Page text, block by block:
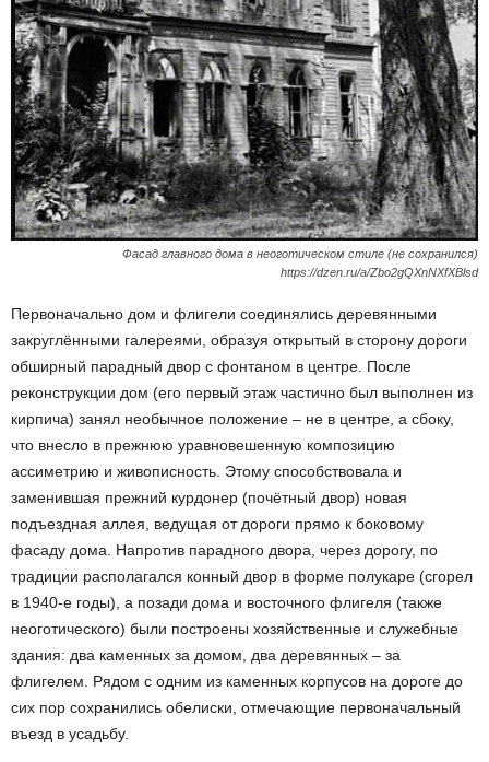
Фасад главного дома в неоготическом стиле (не сохранился)
https://dzen.ru/a/Zbo2gQXnNXfXBlsd
Первоначально дом и флигели соединялись деревянными
закруглёнными галереями, образуя открытый в сторону дороги
обширный парадный двор с фонтаном в центре. После
реконструкции дом (его первый этаж частично был выполнен из
кирпича) занял необычное положение – не в центре, а сбоку,
что внесло в прежнюю уравновешенную композицию
ассиметрию и живописность. Этому способствовала и
заменившая прежний курдонер (почётный двор) новая
подъездная аллея, ведущая от дороги прямо к боковому
фасаду дома. Напротив парадного двора, через дорогу, по
традиции располагался конный двор в форме полукаре (сгорел
в 1940-е годы), а позади дома и восточного флигеля (также
неоготического) были построены хозяйственные и служебные
здания: два каменных за домом, два деревянных – за
флигелем. Рядом с одним из каменных корпусов на дороге до
сих пор сохранились обелиски, отмечающие первоначальный
въезд в усадьбу.